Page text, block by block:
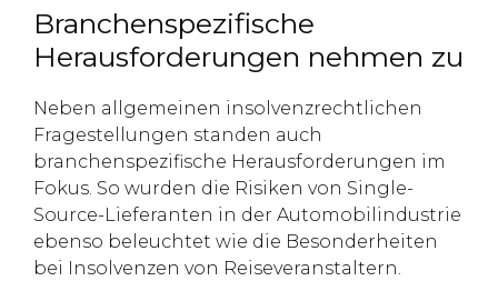
Branchenspezifische
Herausforderungen nehmen zu
Neben allgemeinen insolvenzrechtlichen
Fragestellungen standen auch
branchenspezifische Herausforderungen im
Fokus. So wurden die Risiken von Single-
Source-Lieferanten in der Automobilindustrie
ebenso beleuchtet wie die Besonderheiten
bei Insolvenzen von Reiseveranstaltern.